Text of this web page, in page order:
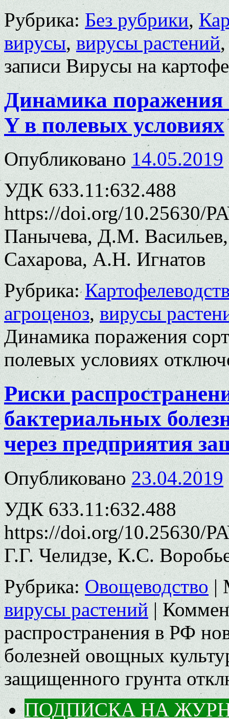
Рубрика: Без рубрики,
вирусы,вирусы растений
записи Вирусы на
Динамика поражения
Y в полевых условиях
Опубликовано 14.05.2019
УДК 633.11:632.488
https://doi.org/10.25630/
Панычева, Д.М.
Сахарова, А.Н. Игнатов
Рубрика:
агроценоз,вирусы
Динамика поражения
полевых условиях
Риски
бактериальных
через предприятия
Опубликовано 23.04.2019
УДК 633.11:632.488
https://doi.org/10.25630/
Г.Г. Челидзе, К.С.
Рубрика: Овощеводство |
вирусы растений |
распространения в РФ
болезней овощных
защищенного грунта
ПОДПИСКА НА